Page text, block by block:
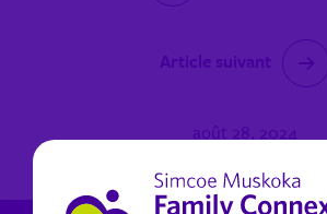
Article suivant
août 28, 2024